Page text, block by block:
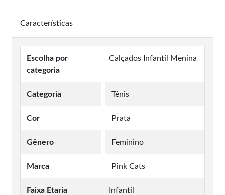
Características
Escolha por
categoria
Calçados Infantil Menina
Categoria Tênis
Cor Prata
Gênero Feminino
Marca Pink Cats
Faixa Etaria Infantil